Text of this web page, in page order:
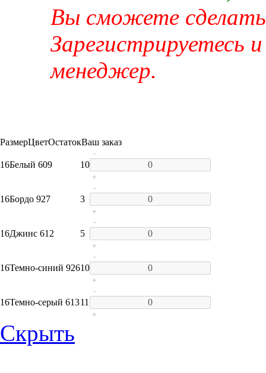
Вы сможете сделать
Зарегистрируетесь
менеджер.
РазмерЦветОстатокВаш заказ
16Белый 609 10
-
+
16Бордо 927 3
-
+
16Джинс 612 5
-
+
16Темно-синий 92610
-
+
16Темно-серый 61311
-
+
Скрыть